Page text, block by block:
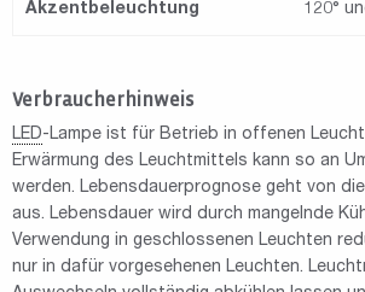
Akzentbeleuchtung
120°
Verbraucherhinweis
LED-Lampe ist für Betrieb in offenen
Erwärmung des Leuchtmittels kann so an
werden. Lebensdauerprognose geht von
aus. Lebensdauer wird durch mangelnde
Verwendung in geschlossenen Leuchten
nur in dafür vorgesehenen Leuchten.